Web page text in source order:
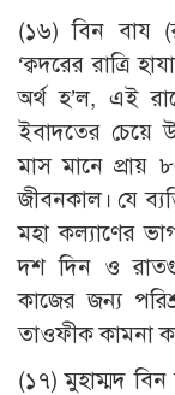
(১৬) বিন বায
‘ক্বদরের রাত্রি
অর্থ হ’ল, এই
ইবাদতের চেয়ে
মাস মানে প্রায়
জীবনকাল। যে
মহা কল্যাণের
দশ দিন ও
কাজের জন্য
তাওফীক কামনা
(১৭) মুহাম্মদ